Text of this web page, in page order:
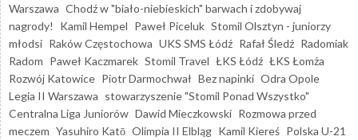
Warszawa Chodź w "biało-niebieskich" barwach i zdobywaj
nagrody!
Kamil Hempel Paweł Piceluk Stomil Olsztyn - juniorzy
młodsi Raków Częstochowa UKS SMS Łódź Rafał Śledź Radomiak
Radom Paweł Kaczmarek Stomil Travel ŁKS Łódź ŁKS Łomża
Rozwój Katowice Piotr Darmochwał Bez napinki Odra Opole
Legia II Warszawa stowarzyszenie "Stomil Ponad Wszystko"
Centralna Liga Juniorów Dawid Mieczkowski Rozmowa przed
meczem Yasuhiro Katō Olimpia II Elbląg Kamil Kiereś Polska U-21